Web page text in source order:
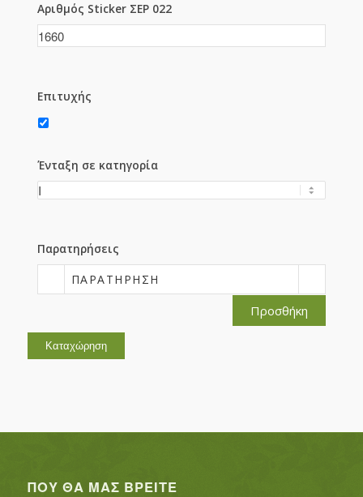
Αριθμός Sticker ΣΕΡ 022
Επιτυχής
Ένταξη σε κατηγορία
Παρατηρήσεις
ΠΑΡΑΤΉΡΗΣΗ
Προσθήκη
ΠΟΥ ΘΑ ΜΑΣ ΒΡΕΊΤΕ